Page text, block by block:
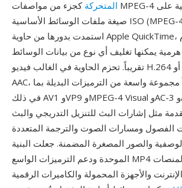
المتحركة كجزء من مواصفات MPEG-4 عام 2003. مبنية على
صيغة ملفات الوسائط الأساسية ISO (MPEG-4 الجزء 12)، التي
استمدت بدورها من حاوية Apple QuickTime، تستخدم MP4 بنية
يمكنها تغليف أي نوع من بيانات الوسائط
تقريباً. تحزم الحاوية في الغالب فيديو H.264 أو H.265 مع صوت
AAC، رغم أنها تدعم أيضاً مجموعة واسعة من الترميزات البديلة بما
في ذلك AV1 وVP9 وMPEG-4 Visual وAC-3 وALAC. يدعم
مثل إشارات البث للتنزيل التدريجي والبث
الفصول ومسارات الصوت والترجمة المتعددة
والصور المصغرة المضمنة. جعلت البنية
الموحدة ودعم الترميزات الواسع MP4 الخيار الافتراضي لمنصات
والأجهزة المحمولة والكاميرات الرقمية